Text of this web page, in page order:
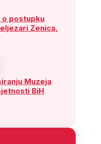
o postupku
Zenica,
Muzeja
BiH